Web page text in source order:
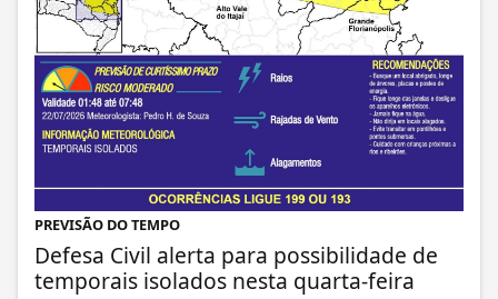
PREVISÃO DO TEMPO
Defesa Civil alerta para possibilidade de
temporais isolados nesta quarta-feira